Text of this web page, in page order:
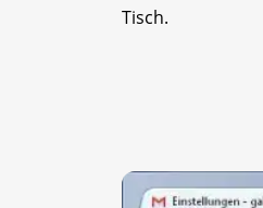
Tisch.